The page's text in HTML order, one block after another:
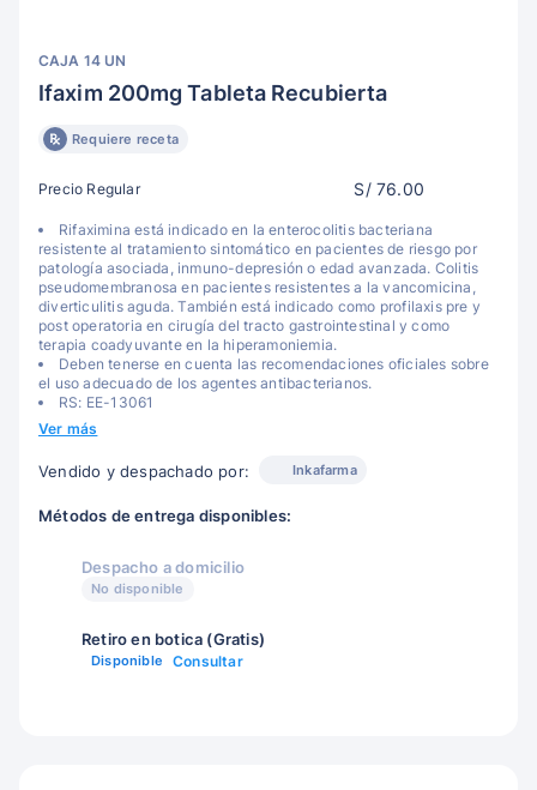
CAJA 14 UN
Ifaxim 200mg Tableta Recubierta
Requiere receta
Precio Regular S/ 76.00
Rifaximina está indicado en la enterocolitis bacteriana
resistente al tratamiento sintomático en pacientes de riesgo por
patología asociada, inmuno-depresión o edad avanzada. Colitis
pseudomembranosa en pacientes resistentes a la vancomicina,
diverticulitis aguda. También está indicado como profilaxis pre y
post operatoria en cirugía del tracto gastrointestinal y como
terapia coadyuvante en la hiperamoniemia.
Deben tenerse en cuenta las recomendaciones oficiales sobre
el uso adecuado de los agentes antibacterianos.
RS: EE-13061
Ver más
Vendido y despachado por: Inkafarma
Métodos de entrega disponibles:
Despacho a domicilio
No disponible
Retiro en botica (Gratis)
Disponible Consultar